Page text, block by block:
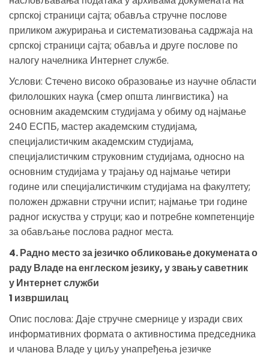
српској страници сајта; обавља стручне послове
приликом ажурирања и систематизовања садржаја на
српској страници сајта; обавља и друге послове по
налогу начелника Интернет службе.
Услови: Стечено високо образовање из научне области
филолошких наука (смер општа лингвистика) на
основним академским студијама у обиму од најмање
240 ЕСПБ, мастер академским студијама,
специјалистичким академским студијама,
специјалистичким струковним студијама, односно на
основним студијама у трајању од најмање четири
године или специјалистичким студијама на факултету;
положен државни стручни испит; најмање три године
радног искуства у струци; као и потребне компетенције
за обављање послова радног места.
4. Радно место за језичко обликовање докумената о
раду Владе на енглеском језику, у звању саветник
у Интернет служби
1 извршилац
Опис послова: Даје стручне смернице у изради свих
информативних формата о активностима председника
и чланова Владе у циљу унапређења језичке